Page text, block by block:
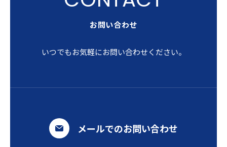
お問い合わせ
いつでもお気軽にお問い合わせください。
メールでのお問い合わせ